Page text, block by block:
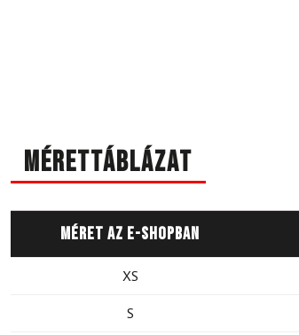
Mérettáblázat
Méret az e-shopban
XS
S